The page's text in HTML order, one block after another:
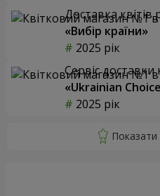
Доставка квітів
«Вибір країни»
2025 рік
Сервіс доставки
«Ukrainian
2025 рік